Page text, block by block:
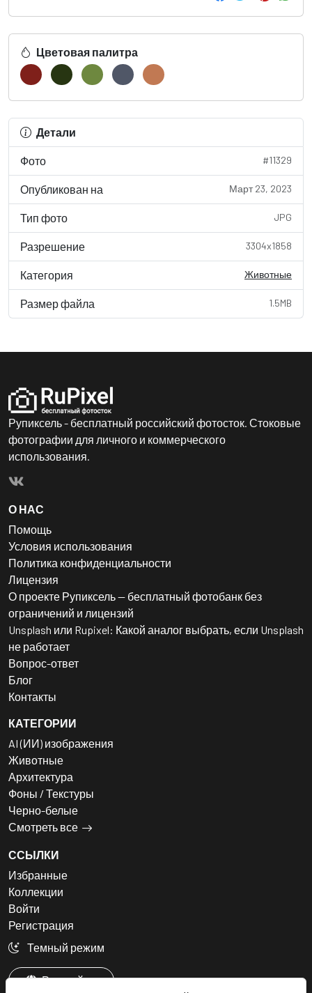
Цветовая палитра
Детали
Фото #11329
Опубликован на Март 23, 2023
Тип фото JPG
Разрешение 3304x1858
Категория Животные
Размер файла 1.5MB
Рупиксель - бесплатный российский фотосток. Стоковые
фотографии для личного и коммерческого
использования.
О НАС
Помощь
Условия использования
Политика конфиденциальности
Лицензия
О проекте Рупиксель — бесплатный фотобанк без
ограничений и лицензий
Unsplash или Rupixel: Какой аналог выбрать, если Unsplash
не работает
Вопрос-ответ
Блог
Контакты
КАТЕГОРИИ
AI (ИИ) изображения
Животные
Архитектура
Фоны / Текстуры
Черно-белые
Смотреть все
ССЫЛКИ
Избранные
Коллекции
Войти
Регистрация
Темный режим
Русский